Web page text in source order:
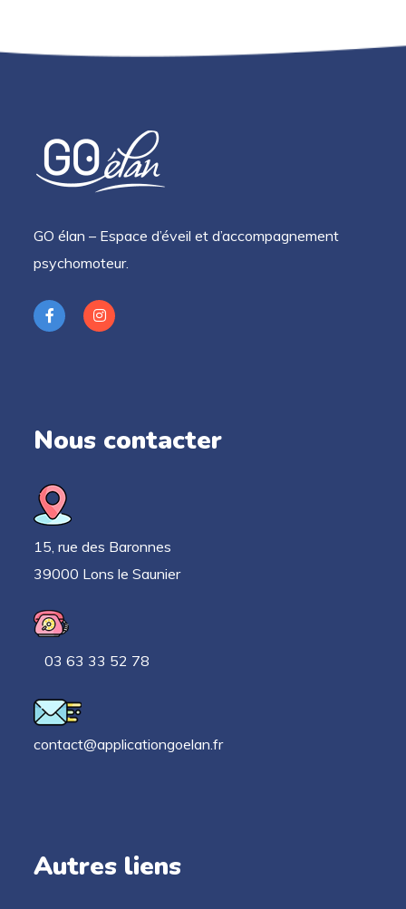
GO élan – Espace d’éveil et d’accompagnement
psychomoteur.
Nous contacter
15, rue des Baronnes
39000 Lons le Saunier
03 63 33 52 78
contact@applicationgoelan.fr
Autres liens